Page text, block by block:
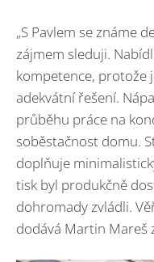
„S Pavlem se známe
zájmem sleduji.
kompetence, protože
adekvátní řešení.
průběhu práce na
soběstačnost domu.
doplňuje
tisk byl produkčně
dohromady zvládli.
dodává Martin Mareš